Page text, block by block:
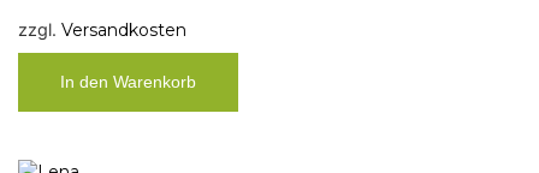
zzgl. Versandkosten
In den Warenkorb